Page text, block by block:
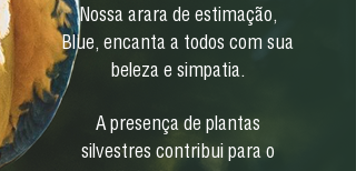
Nossa arara de estimação,
Blue, encanta a todos com sua
beleza e simpatia.
A presença de plantas
silvestres contribui para o